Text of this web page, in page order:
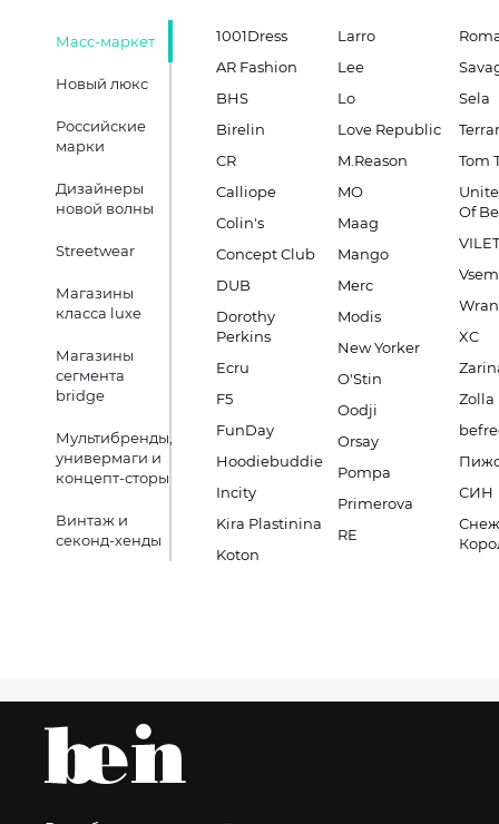
Масс-маркет
Новый люкс
Российские
марки
Дизайнеры
новой волны
Streetwear
Магазины
класса luxe
Магазины
сегмента
bridge
Мультибренды,
универмаги и
концепт-сторы
Винтаж и
секонд-хенды
1001Dress
AR Fashion
BHS
Birelin
CR
Calliope
Colin's
Concept Club
DUB
Dorothy
Perkins
Ecru
F5
FunDay
Hoodiebuddie
Incity
Kira Plastinina
Koton
Larro
Lee
Lo
Love Republic
M.Reason
MO
Maag
Mango
Merc
Modis
New Yorker
O'Stin
Oodji
Orsay
Pompa
Primerova
RE
Sela
Tom
Of
VILET
XC
Zolla
СИН